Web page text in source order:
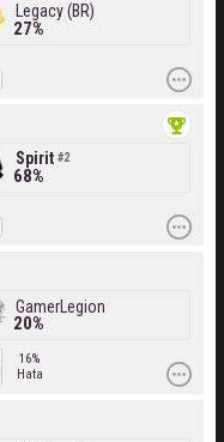
27%
Legacy (BR)
68%
Spirit 2
20%
GamerLegion
16%
Hata